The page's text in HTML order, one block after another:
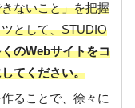
ないこと」を把握
として、STUDIO
のWebサイトをコ
てください。
ることで、徐々に